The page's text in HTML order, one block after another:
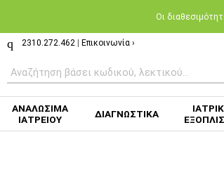
Oι
2310.272.462 Επικοινωνία ›
ΑΝΑΛΩΣΙΜΑ
ΙΑΤΡΕΙΟΥ
ΔΙΑΓΝΩΣΤΙΚΑ